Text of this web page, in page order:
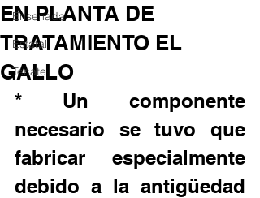
Ensenada
Estatal
Tecate
EN PLANTA DE
TRATAMIENTO EL
GALLO
* Un componente
necesario se tuvo que
fabricar especialmente
debido a la antigüedad